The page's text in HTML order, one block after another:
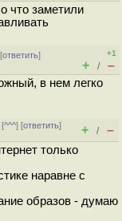
что заметили
ответить]
+1
+ / –
в нем легко
[^^^] [ответить]
+ / –
только
наравне с
образов - думаю